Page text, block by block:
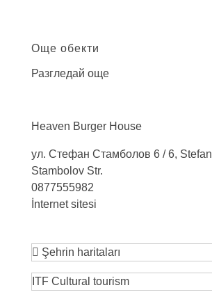
Още обекти
Разгледай още
Heaven Burger House
ул. Стефан Стамболов 6 / 6, Stefan
Stambolov Str.
0877555982
İnternet sitesi
Şehrin haritaları
ITF Cultural tourism